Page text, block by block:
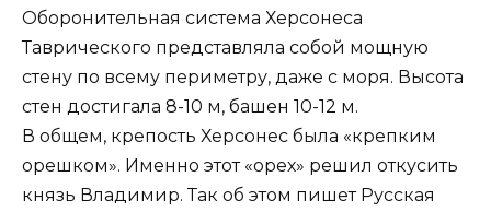
Оборонительная система Херсонеса
Таврического представляла собой мощную
стену по всему периметру, даже с моря. Высота
стен достигала 8-10 м, башен 10-12 м.
В общем, крепость Херсонес была «крепким
орешком». Именно этот «орех» решил откусить
князь Владимир. Так об этом пишет Русская